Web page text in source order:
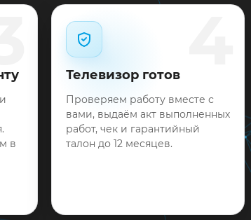
в
Телевизор готов
Проверяем работу вместе с
вами, выдаём акт выполненных
работ, чек и гарантийный
талон до 12 месяцев.